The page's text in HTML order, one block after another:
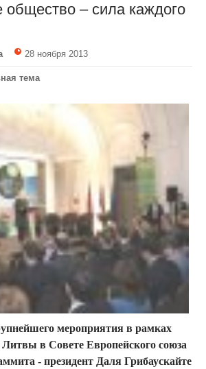
общество – сила каждого
28 ноября 2013
тема
мероприятия в рамках
Литвы в Совете Европейского союза
- президент Даля Грибаускайте